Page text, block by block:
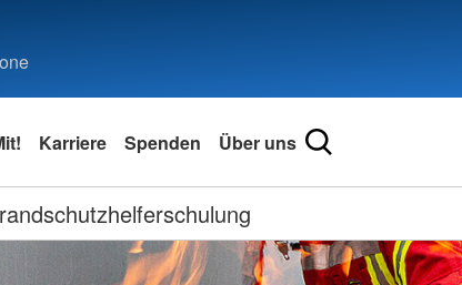
Karriere Spenden Über uns